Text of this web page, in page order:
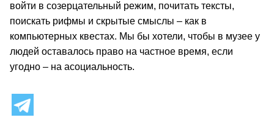
войти в созерцательный режим, почитать тексты,
поискать рифмы и скрытые смыслы – как в
компьютерных квестах. Мы бы хотели, чтобы в музее у
людей оставалось право на частное время, если
угодно – на асоциальность.